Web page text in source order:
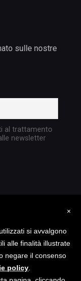
sulle nostre
al trattamento
newsletter
| All rights
×
si avvalgono
alle finalità illustrate
negare il consenso
policy